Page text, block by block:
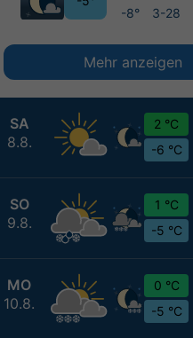
SA
8.8.
2 °C
-6 °C
SO
9.8.
1 °C
-5 °C
MO
10.8.
0 °C
-5 °C
-8° 3-28
Mehr anzeigen